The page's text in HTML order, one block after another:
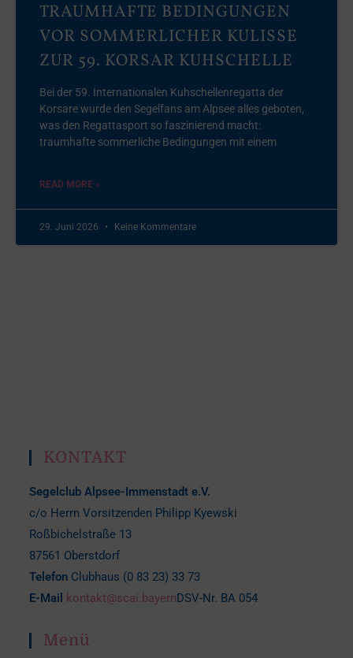
TRAUMHAFTE BEDINGUNGEN
VOR SOMMERLICHER KULISSE
ZUR 59. KORSAR KUHSCHELLE
Bei der 59. Internationalen Kuhschellenregatta der
Korsare wurde den Segelfans am Alpsee alles geboten,
was den Regattasport so faszinierend macht:
traumhafte sommerliche Bedingungen mit einem
READ MORE »
29. Juni 2026 Keine Kommentare
KONTAKT
Segelclub Alpsee-Immenstadt e.V.
c/o Herrn Vorsitzenden Philipp Kyewski
Roßbichelstraße 13
87561 Oberstdorf
Telefon Clubhaus (0 83 23) 33 73
E-Mail
kontakt@scai.bayernDSV-Nr. BA 054
Menü